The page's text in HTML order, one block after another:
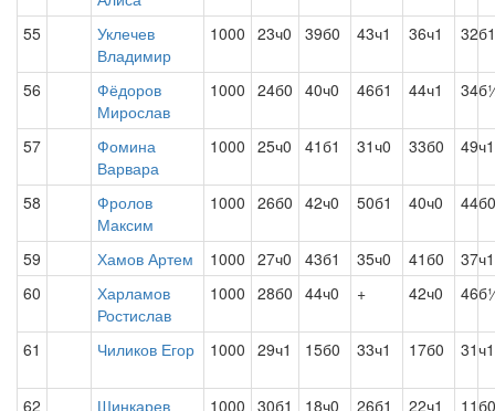
55
Уклечев
Владимир
1000 23ч0 39б0 43ч1 36ч1 32б1
56
Фёдоров
Мирослав
1000 24б0 40ч0 46б1 44ч1
57
Фомина
Варвара
1000 25ч0 41б1 31ч0 33б0 49ч1
58
Фролов
Максим
1000 26б0 42ч0 50б1 40ч0 44б0
59 Хамов Артем 1000 27ч0 43б1 35ч0 41б0
37ч1
60
Харламов
Ростислав
1000 28б0 44ч0 + 42ч0
61 Чиликов Егор 1000 29ч1 15б0 33ч1 17б0 31ч1
62
Шинкарев
1000 30б1 18ч0 26б1 22ч1 11б0